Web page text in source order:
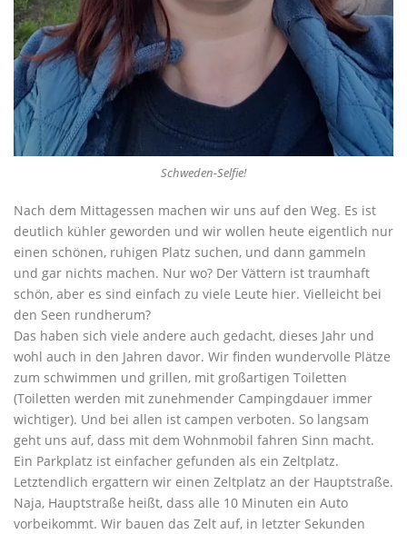
Schweden-Selfie!
Nach dem Mittagessen machen wir uns auf den Weg. Es ist
deutlich kühler geworden und wir wollen heute eigentlich nur
einen schönen, ruhigen Platz suchen, und dann gammeln
und gar nichts machen. Nur wo? Der Vättern ist traumhaft
schön, aber es sind einfach zu viele Leute hier. Vielleicht bei
den Seen rundherum?
Das haben sich viele andere auch gedacht, dieses Jahr und
wohl auch in den Jahren davor. Wir finden wundervolle Plätze
zum schwimmen und grillen, mit großartigen Toiletten
(Toiletten werden mit zunehmender Campingdauer immer
wichtiger). Und bei allen ist campen verboten. So langsam
geht uns auf, dass mit dem Wohnmobil fahren Sinn macht.
Ein Parkplatz ist einfacher gefunden als ein Zeltplatz.
Letztendlich ergattern wir einen Zeltplatz an der Hauptstraße.
Naja, Hauptstraße heißt, dass alle 10 Minuten ein Auto
vorbeikommt. Wir bauen das Zelt auf, in letzter Sekunden